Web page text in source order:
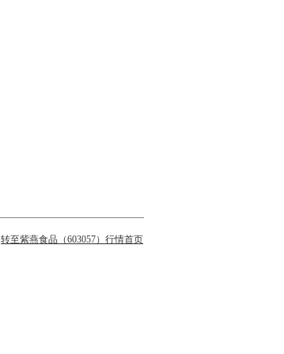
转至紫燕食品（603057）行情首页